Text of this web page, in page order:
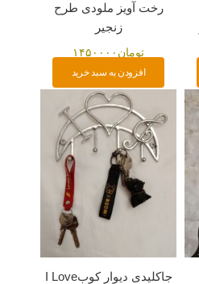
رخت آویز ملودی طرح
زنجیر
تومان ۱۴۵۰۰۰۰
افزودن به سبد خرید
جاکلیدی دیوار کوبI Love